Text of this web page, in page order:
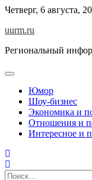
Skip
content
Четверг, 6 августа,
uurm.ru
Региональный
Юмор
Шоу-бизнес
Экономика и
Отношения и
Интересное и
Найти: